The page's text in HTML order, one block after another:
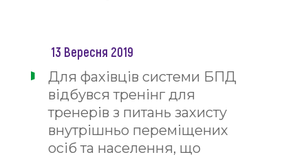
13 Вересня 2019
Для фахівців системи БПД
відбувся тренінг для
тренерів з питань захисту
внутрішньо переміщених
осіб та населення, що